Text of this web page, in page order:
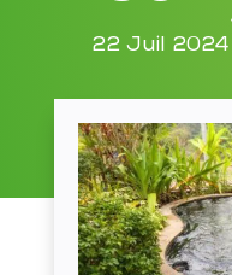
22 Juil 2024